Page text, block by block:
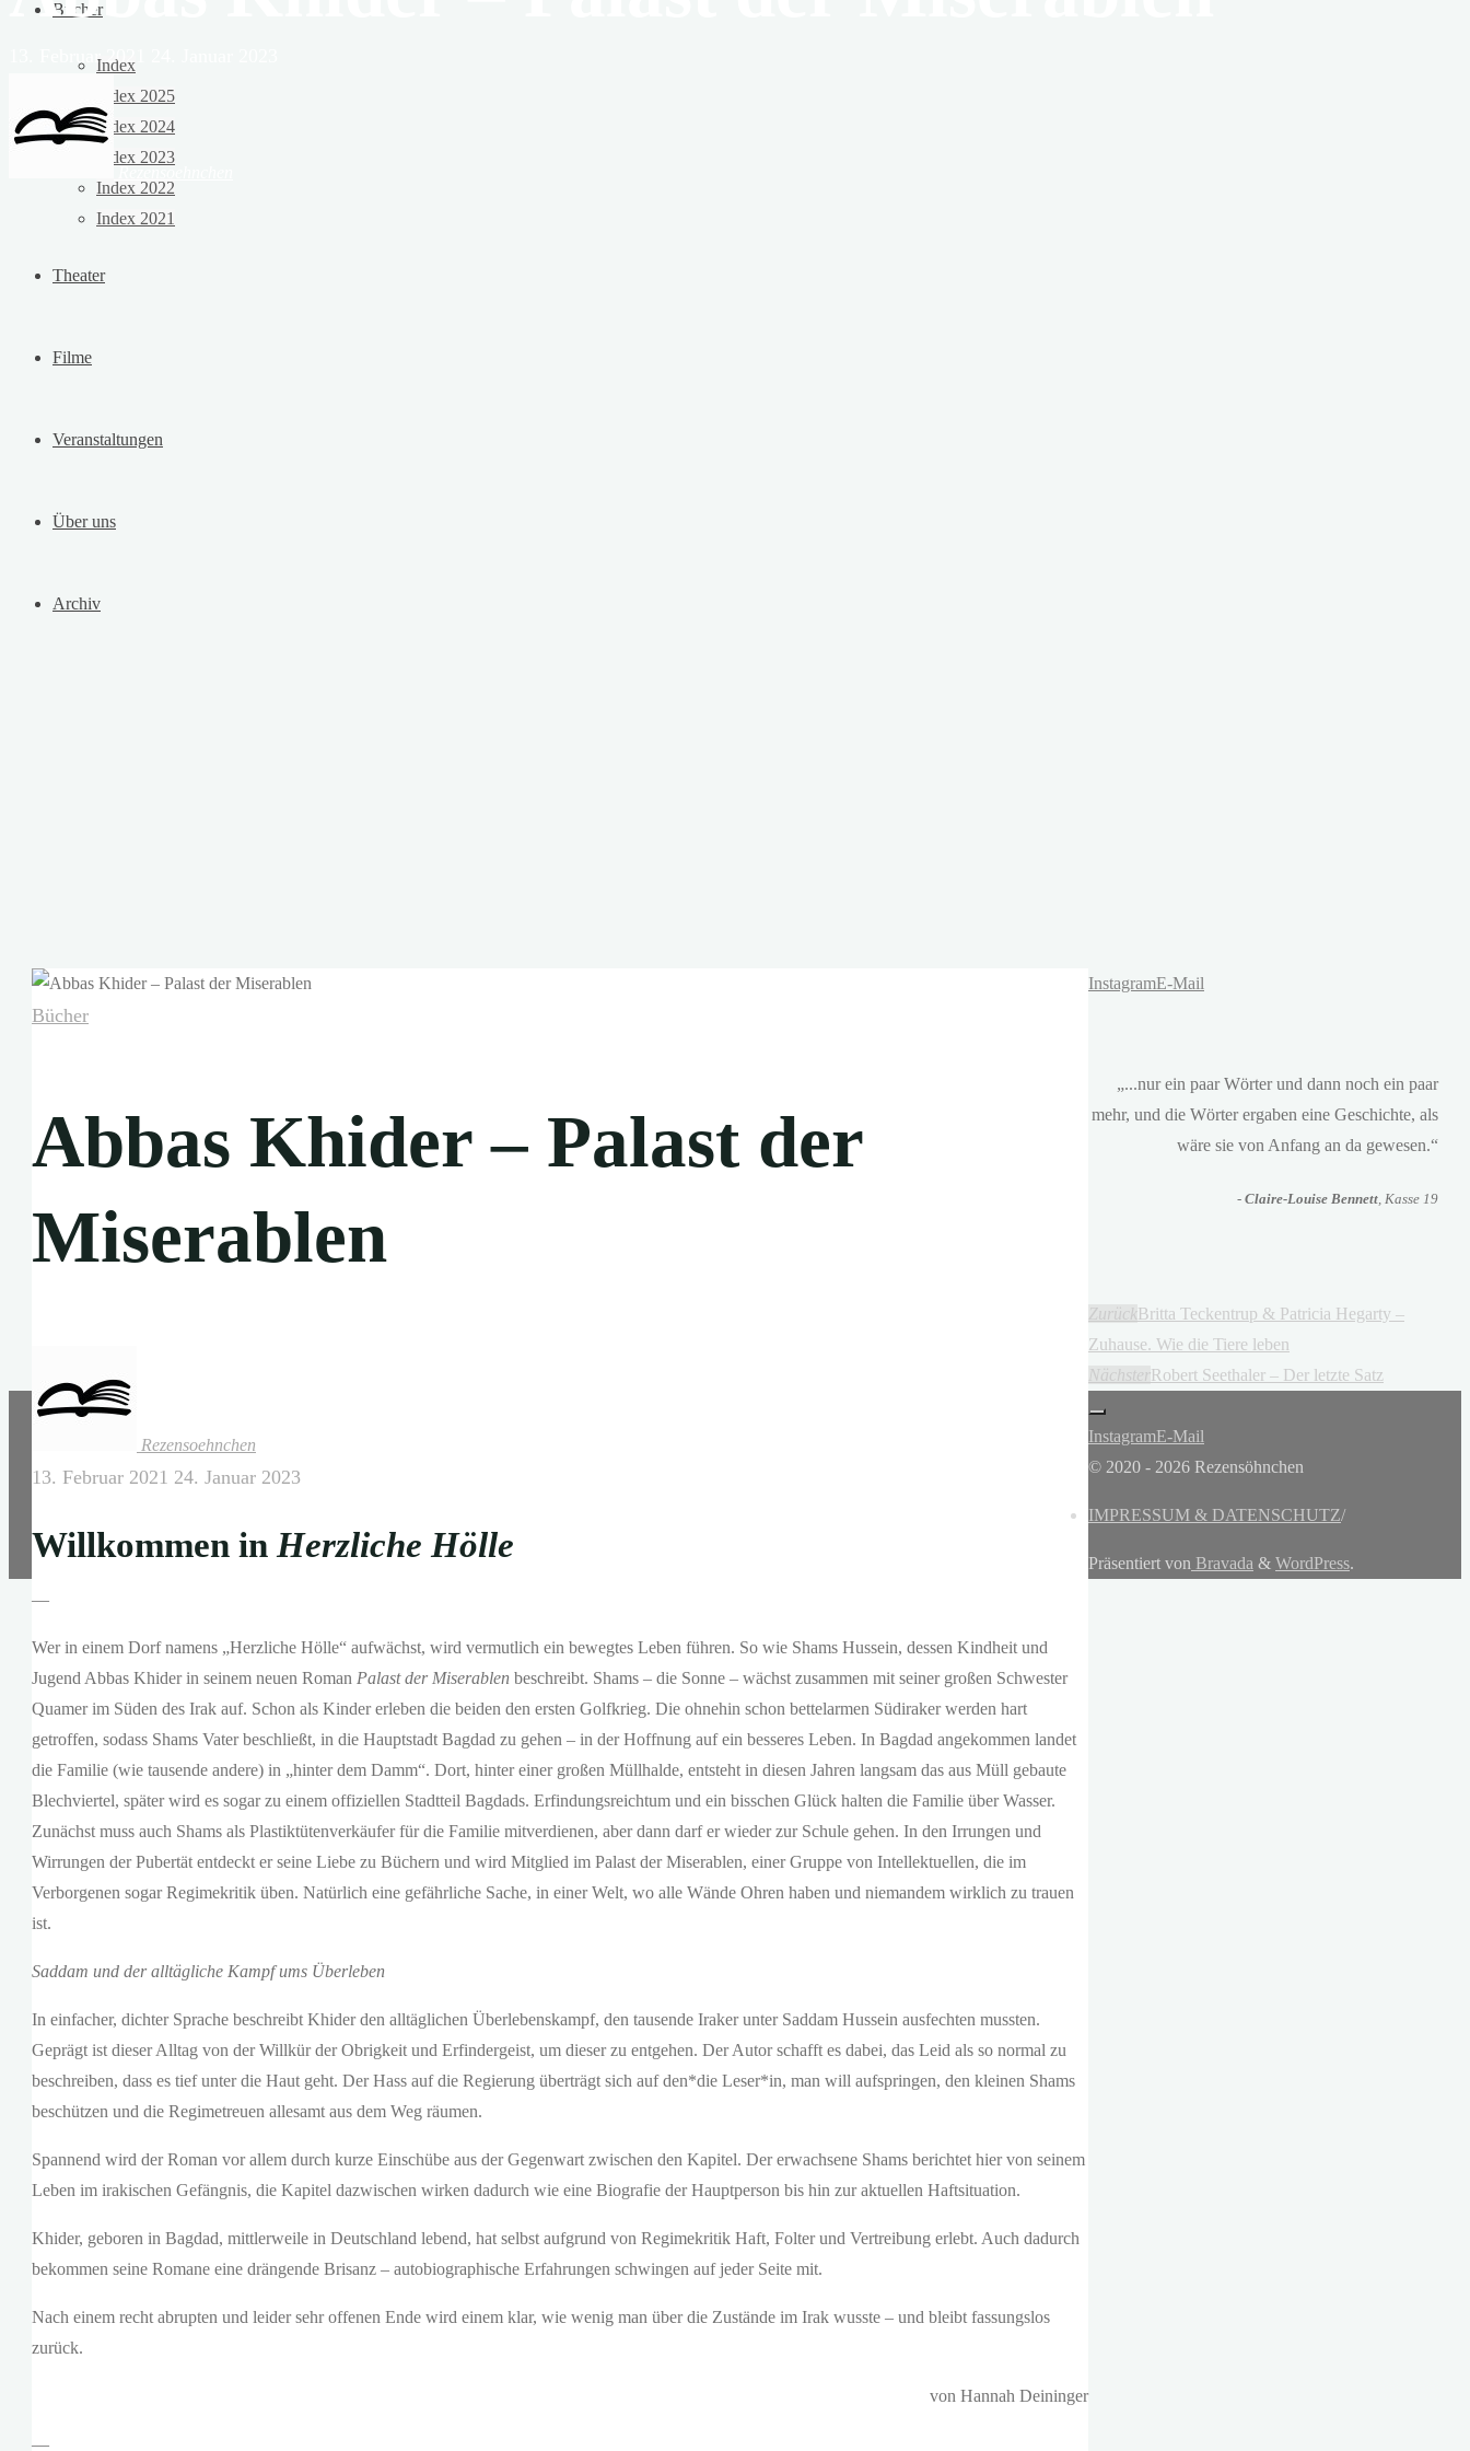
Bücher
Index
Index 2025
Index 2024
Index 2023
Index 2022
Index 2021
Theater
Filme
Veranstaltungen
Über uns
Archiv
13. Februar 2021
Bücher
Abbas Khider – Palast der
Miserablen
Rezensoehnchen
13. Februar 2021 24. Januar 2023
Willkommen in Herzliche Hölle
—
Wer in einem Dorf namens „Herzliche Hölle“ aufwächst, wird vermutlich ein bewegtes Leben führen. So wie Shams Hussein, dessen Kindheit und
Jugend Abbas Khider in seinem neuen Roman Palast der Miserablen beschreibt. Shams – die Sonne – wächst zusammen mit seiner großen Schwester
Quamer im Süden des Irak auf. Schon als Kinder erleben die beiden den ersten Golfkrieg. Die ohnehin schon bettelarmen Südiraker werden hart
getroffen, sodass Shams Vater beschließt, in die Hauptstadt Bagdad zu gehen – in der Hoffnung auf ein besseres Leben. In Bagdad angekommen landet
die Familie (wie tausende andere) in „hinter dem Damm“. Dort, hinter einer großen Müllhalde, entsteht in diesen Jahren langsam das aus Müll gebaute
Blechviertel, später wird es sogar zu einem offiziellen Stadtteil Bagdads. Erfindungsreichtum und ein bisschen Glück halten die Familie über Wasser.
Zunächst muss auch Shams als Plastiktütenverkäufer für die Familie mitverdienen, aber dann darf er wieder zur Schule gehen. In den Irrungen und
Wirrungen der Pubertät entdeckt er seine Liebe zu Büchern und wird Mitglied im Palast der Miserablen, einer Gruppe von Intellektuellen, die im
Verborgenen sogar Regimekritik üben. Natürlich eine gefährliche Sache, in einer Welt, wo alle Wände Ohren haben und niemandem wirklich zu trauen
ist.
Saddam und der alltägliche Kampf ums Überleben
In einfacher, dichter Sprache beschreibt Khider den alltäglichen Überlebenskampf, den tausende Iraker unter Saddam Hussein ausfechten mussten.
Geprägt ist dieser Alltag von der Willkür der Obrigkeit und Erfindergeist, um dieser zu entgehen. Der Autor schafft es dabei, das Leid als so normal zu
beschreiben, dass es tief unter die Haut geht. Der Hass auf die Regierung überträgt sich auf den*die Leser*in, man will aufspringen, den kleinen Shams
beschützen und die Regimetreuen allesamt aus dem Weg räumen.
Spannend wird der Roman vor allem durch kurze Einschübe aus der Gegenwart zwischen den Kapitel. Der erwachsene Shams berichtet hier von seinem
Leben im irakischen Gefängnis, die Kapitel dazwischen wirken dadurch wie eine Biografie der Hauptperson bis hin zur aktuellen Haftsituation.
Khider, geboren in Bagdad, mittlerweile in Deutschland lebend, hat selbst aufgrund von Regimekritik Haft, Folter und Vertreibung erlebt. Auch dadurch
bekommen seine Romane eine drängende Brisanz – autobiographische Erfahrungen schwingen auf jeder Seite mit.
Nach einem recht abrupten und leider sehr offenen Ende wird einem klar, wie wenig man über die Zustände im Irak wusste – und bleibt fassungslos
zurück.
von Hannah Deininger
—
InstagramE-Mail
„...nur ein paar Wörter und dann noch ein paar
mehr, und die Wörter ergaben eine Geschichte, als
wäre sie von Anfang an da gewesen.“
- Claire-Louise Bennett, Kasse 19
ZurückBritta Teckentrup & Patricia Hegarty –
Zuhause. Wie die Tiere leben
NächsterRobert Seethaler – Der letzte Satz
InstagramE-Mail
© 2020 - 2026 Rezensöhnchen
IMPRESSUM & DATENSCHUTZ/
Präsentiert von Bravada & WordPress.